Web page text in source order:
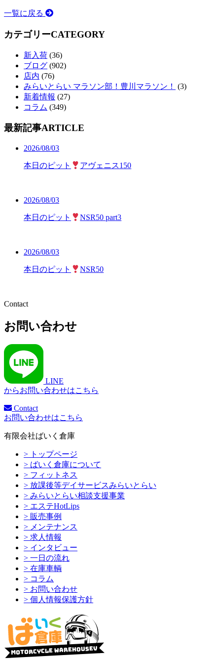
一覧に戻る
カテゴリーCATEGORY
新入荷 (36)
ブログ (902)
店内 (76)
みらいとらい マラソン部！豊川マラソン！
(3)
新着情報 (27)
コラム (349)
最新記事ARTICLE
2026/08/03
本日のピット アヴェニス150
2026/08/03
本日のピット NSR50 part3
2026/08/03
本日のピット NSR50
お問い合わせ
LINE
からお問い合わせはこちら
Contact
お問い合わせはこちら
有限会社ばいく倉庫
> トップページ
> ばいく倉庫について
> フィットネス
> 放課後等デイサービスみらいとらい
> みらいとらい相談支援事業
> エステHotLips
> 販売事例
> メンテナンス
> 求人情報
> インタビュー
> 一日の流れ
> 在庫車輌
> コラム
> お問い合わせ
> 個人情報保護方針